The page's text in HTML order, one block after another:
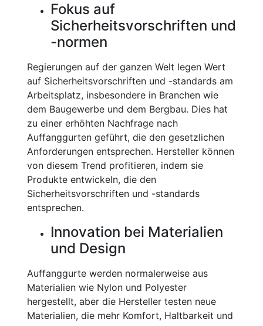
Fokus auf
Sicherheitsvorschriften und
-normen
Regierungen auf der ganzen Welt legen Wert
auf Sicherheitsvorschriften und -standards am
Arbeitsplatz, insbesondere in Branchen wie
dem Baugewerbe und dem Bergbau. Dies hat
zu einer erhöhten Nachfrage nach
Auffanggurten geführt, die den gesetzlichen
Anforderungen entsprechen. Hersteller können
von diesem Trend profitieren, indem sie
Produkte entwickeln, die den
Sicherheitsvorschriften und -standards
entsprechen.
Innovation bei Materialien
und Design
Auffanggurte werden normalerweise aus
Materialien wie Nylon und Polyester
hergestellt, aber die Hersteller testen neue
Materialien, die mehr Komfort, Haltbarkeit und